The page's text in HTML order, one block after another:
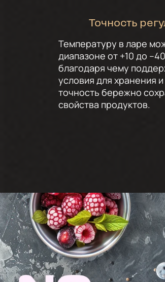
Точность
Температуру в ларе
диапазоне от +10 до
благодаря чему
условия для хранения
точность бережно
свойства продуктов.